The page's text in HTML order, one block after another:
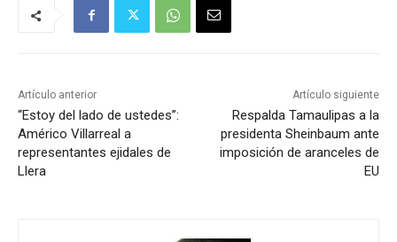
Artículo anterior
“Estoy del lado de ustedes”:
Américo Villarreal a
representantes ejidales de
Llera
Artículo siguiente
Respalda Tamaulipas a la
presidenta Sheinbaum ante
imposición de aranceles de
EU